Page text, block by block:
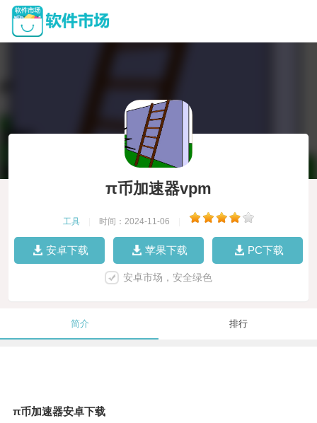
π币加速器vpm
工具 时间：2024-11-06
安卓下载 苹果下载 PC下载
安卓市场，安全绿色
简介 排行
π币加速器安卓下载